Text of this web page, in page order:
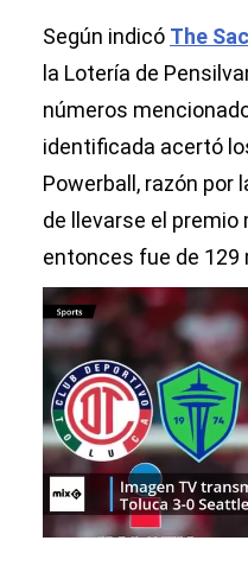
Según indicó The
la Lotería de
números
identificada acertó
Powerball, razón por
de llevarse el premio
entonces fue de 129